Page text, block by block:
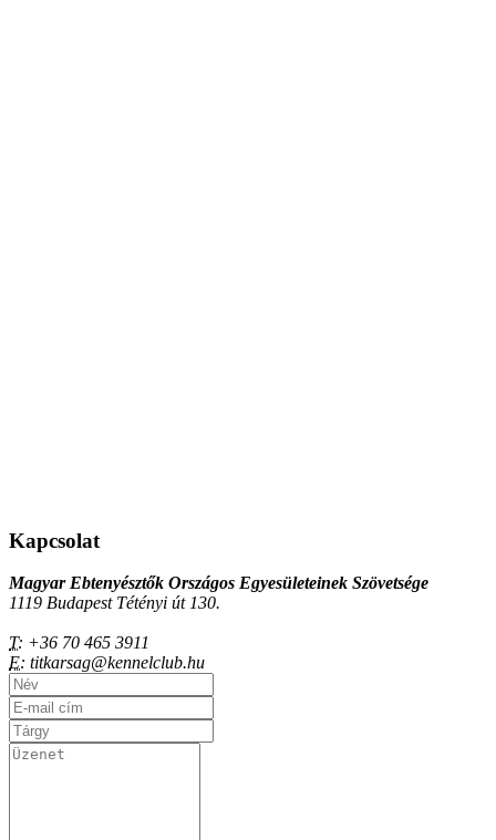
Kapcsolat
Magyar Ebtenyésztők Országos Egyesületeinek Szövetsége
1119 Budapest Tétényi út 130.
T: +36 70 465 3911
E: titkarsag@kennelclub.hu